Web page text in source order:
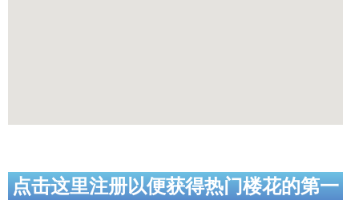
点击这里注册以便获得热门楼花的第一